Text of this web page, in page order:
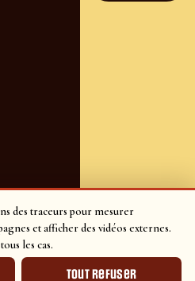
des traceurs pour mesurer
et afficher des vidéos externes.
les cas.
Tout refuser